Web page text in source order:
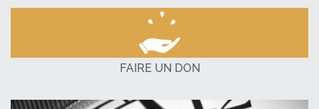
FAIRE UN DON